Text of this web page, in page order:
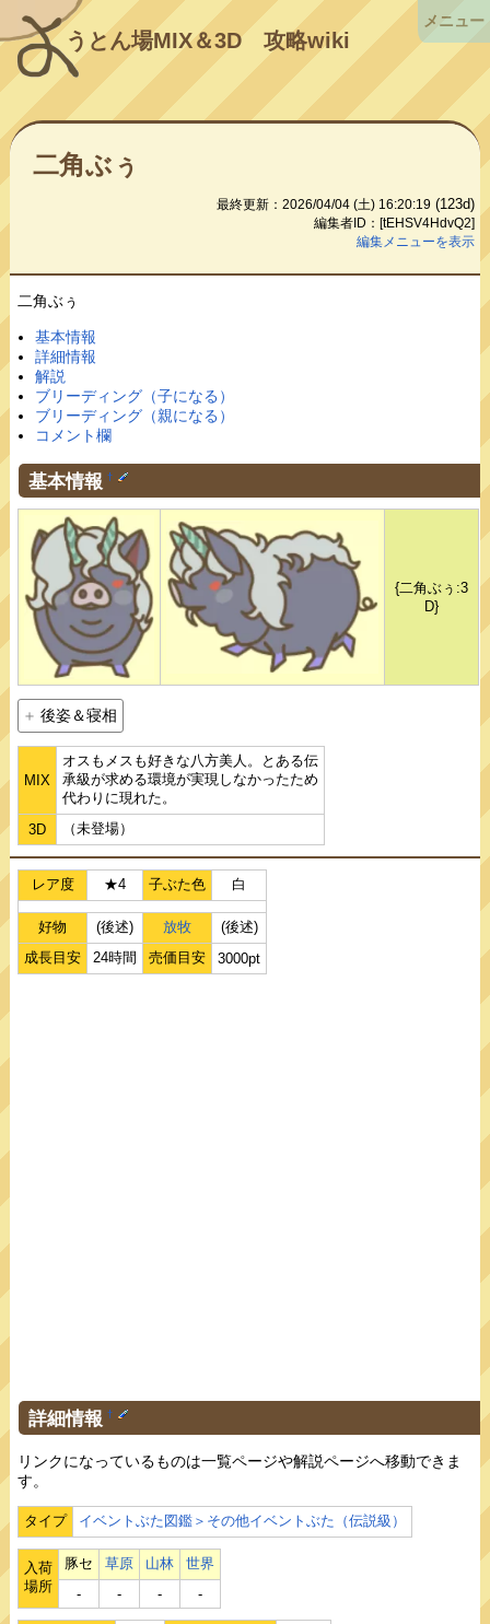
うとん場MIX＆3D攻略wiki
二角ぶぅ
最終更新：2026/04/04 (土) 16:20:19 (123d)
編集者ID：[tEHSV4HdvQ2]
編集メニューを表示
二角ぶぅ
基本情報
詳細情報
解説
ブリーディング（子になる）
ブリーディング（親になる）
コメント欄
基本情報 †
{二角ぶぅ:3
D}
後姿＆寝相
MIX
オスもメスも好きな八方美人。とある伝
承級が求める環境が実現しなかったため
代わりに現れた。
3D
（未登場）
レア度 ★4 子ぶた色 白
好物 (後述) 放牧
(後述)
成長目安
24時間 売価目安 3000pt
詳細情報 †
リンクになっているものは一覧ページや解説ページへ移動できま
す。
タイプ イベントぶた図鑑＞その他イベントぶた（伝説級）
入荷
場所
豚セ 草原 山林
世界
‐
‐ ‐ ‐
メニュー